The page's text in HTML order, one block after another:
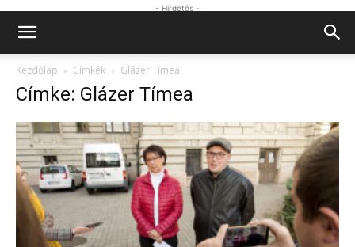
- Hirdetés -
Kezdőlap Címkék Glázer Tímea
Címke: Glázer Tímea